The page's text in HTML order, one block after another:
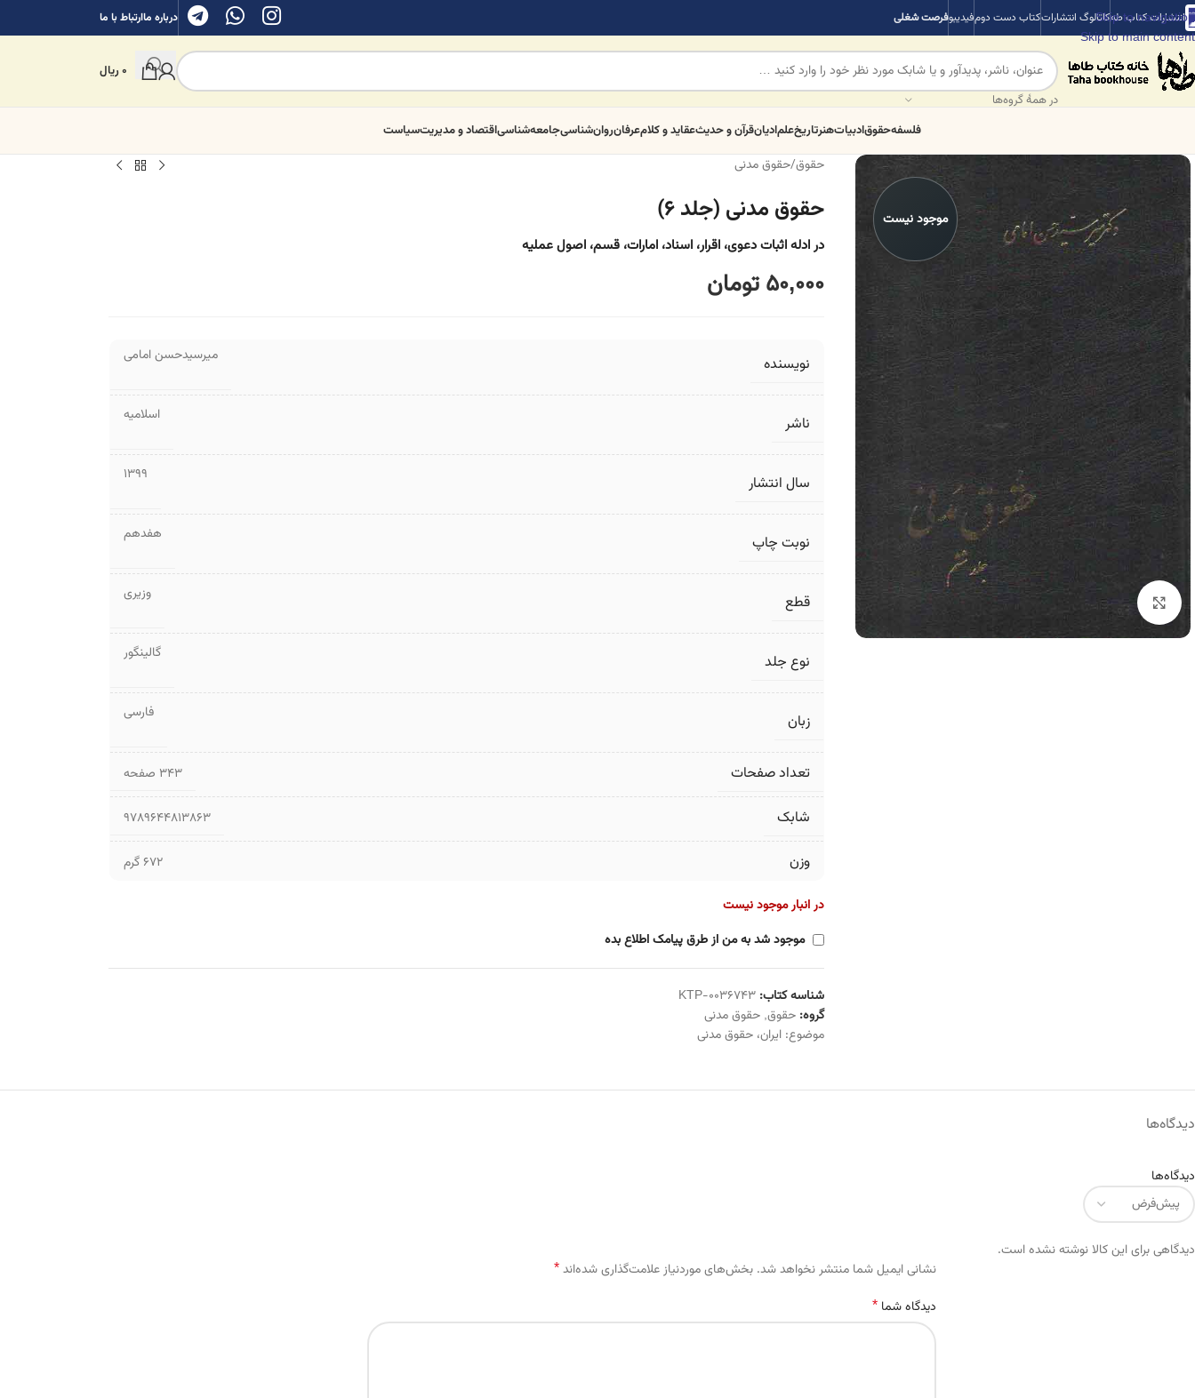
Skip to navigation
Skip to main content
انتشارات کتاب طهکاتالوگ انتشاراتکتاب دست دومفیدیبوفرصت شغلی درباره ماارتباط با ما
در همهٔ گروه‌ها
0ریال
فلسفهحقوقادبیاتهنرتاریخعلمادیانقرآن و حدیثعقاید و کلامعرفانروان‌شناسیجامعه‌شناسیاقتصاد و مدیریتسیاست
موجود نیست
برای بزرگنمایی کلیک کنید
حقوق/حقوق مدنی
حقوق مدنی (جلد ۶)
در ادله اثبات دعوی، اقرار، اسناد، امارات، قسم، اصول عملیه
50,000 تومان
نویسنده میرسیدحسن امامی
ناشر اسلامیه
سال انتشار 1399
نوبت چاپ هفدهم
قطع وزیری
نوع جلد گالینگور
زبان فارسی
تعداد صفحات ۳۴۳ صفحه
شابک 9789644813863
وزن 672 گرم
در انبار موجود نیست
موجود شد به من از طرق پیامک اطلاع بده
شناسه کتاب:KTP-0036743
گروه: حقوق, حقوق مدنی
موضوع:ایران،حقوق مدنی
دیدگاه‌ها
دیدگاه‌ها
دیدگاهی برای این کالا نوشته نشده است.
نشانی ایمیل شما منتشر نخواهد شد. بخش‌های موردنیاز علامت‌گذاری شده‌اند*
دیدگاه شما *